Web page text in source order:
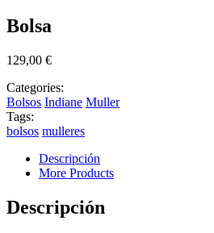
Bolsa
129,00 €
Categories:
Bolsos Indiane Muller
Tags:
bolsos mulleres
Descripción
More Products
Descripción